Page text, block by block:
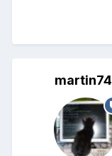
martin74